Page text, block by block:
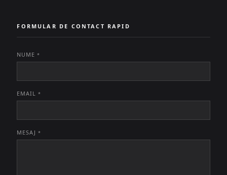
FORMULAR DE CONTACT RAPID
NUME *
EMAIL *
MESAJ *